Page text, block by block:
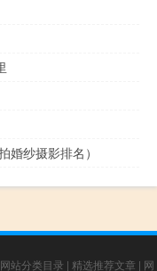
婚纱摄影排名）
网站分类目录 | 精选推荐文章 | 网